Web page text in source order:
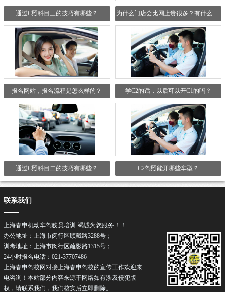
通过C照科目三的技巧有哪些？ 为什么门店会比网上贵很多？有什么区别吗？
报名网站，报名流程是怎么样的？ 学C2的话，以后可以开C1的吗？
通过C照科目二的技巧有哪些？ C2驾照能开哪些车型？
联系我们
上海春申机动车驾驶员培训-竭诚为您服务！！
办公地址：上海市闵行区顾戴路3288号；
训考地址：上海市闵行区疏影路1315号；
24小时报名电话：021-37707486
上海春申驾校网对接上海春申驾校的宣传工作欢迎来
电咨询！本站部分内容来源于网络如有涉及侵犯版
权，请联系我们，我们核实后立即删除。